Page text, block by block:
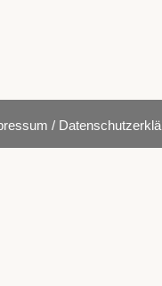
/